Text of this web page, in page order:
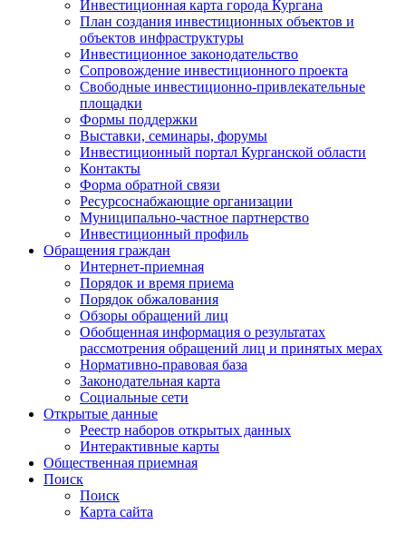
Инвестиционная карта города Кургана
План создания инвестиционных объектов и
объектов инфраструктуры
Инвестиционное законодательство
Сопровождение инвестиционного проекта
Свободные инвестиционно-привлекательные
площадки
Формы поддержки
Выставки, семинары, форумы
Инвестиционный портал Курганской области
Контакты
Форма обратной связи
Ресурсоснабжающие организации
Муниципально-частное партнерство
Инвестиционный профиль
Обращения граждан
Интернет-приемная
Порядок и время приема
Порядок обжалования
Обзоры обращений лиц
Обобщенная информация о результатах
рассмотрения обращений лиц и принятых мерах
Нормативно-правовая база
Законодательная карта
Социальные сети
Открытые данные
Реестр наборов открытых данных
Интерактивные карты
Общественная приемная
Поиск
Поиск
Карта сайта